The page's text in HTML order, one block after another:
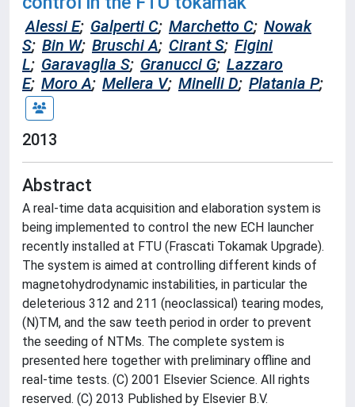
Alessi E; Galperti C; Marchetto C; Nowak
S; Bin W; Bruschi A; Cirant S; Figini
L; Garavaglia S; Granucci G; Lazzaro
E; Moro A; Mellera V; Minelli D; Platania P;
2013
Abstract
A real-time data acquisition and elaboration system is
being implemented to control the new ECH launcher
recently installed at FTU (Frascati Tokamak Upgrade).
The system is aimed at controlling different kinds of
magnetohydrodynamic instabilities, in particular the
deleterious 312 and 211 (neoclassical) tearing modes,
(N)TM, and the saw teeth period in order to prevent
the seeding of NTMs. The complete system is
presented here together with preliminary offline and
real-time tests. (C) 2001 Elsevier Science. All rights
reserved. (C) 2013 Published by Elsevier B.V.